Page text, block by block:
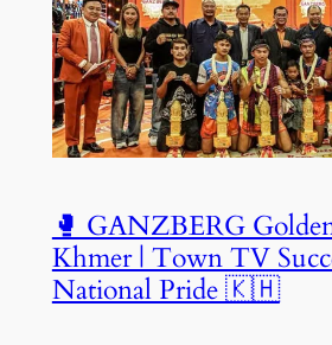
🥊 GANZBERG
Khmer | Town TV
National Pride 🇰🇭